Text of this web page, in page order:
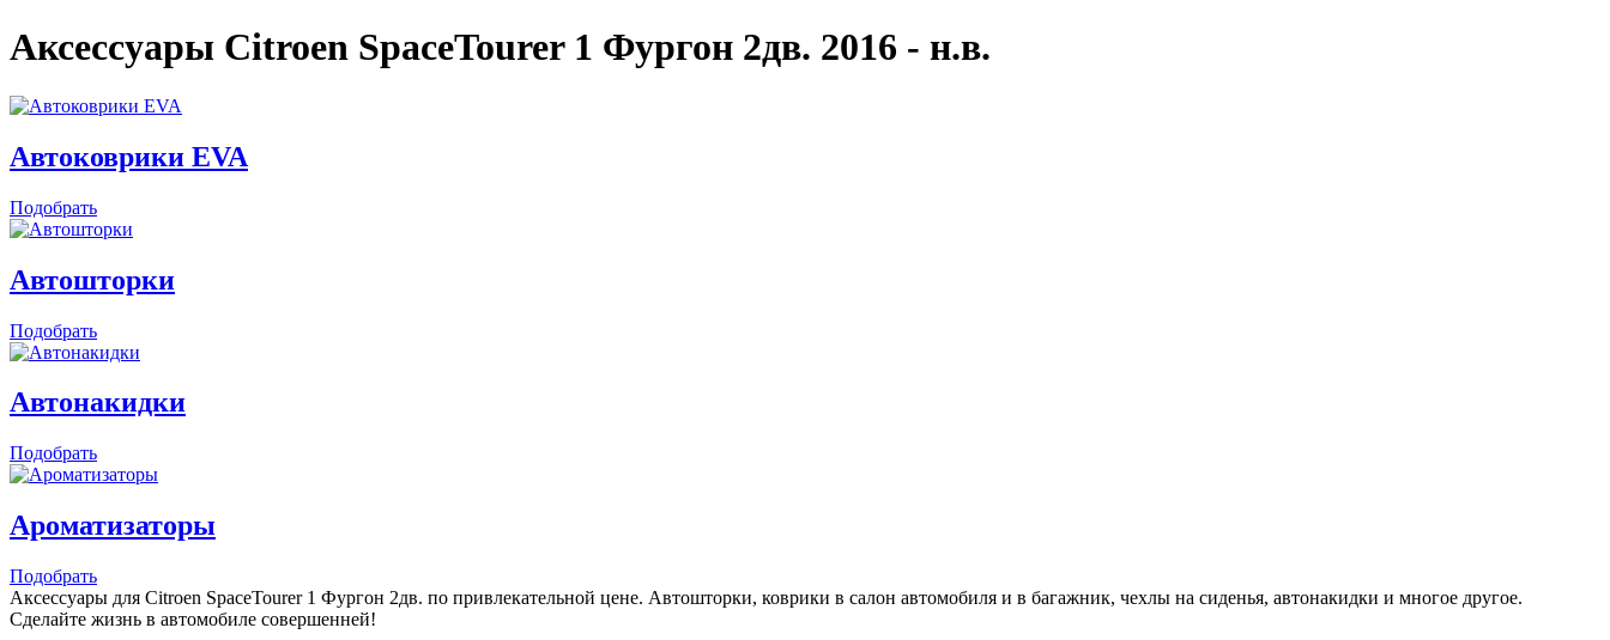
Аксессуары Citroen SpaceTourer 1 Фургон 2дв. 2016 - н.в.
Автоковрики EVA
Подобрать
Автошторки
Подобрать
Автонакидки
Подобрать
Ароматизаторы
Подобрать
Аксессуары для Citroen SpaceTourer 1 Фургон 2дв. по привлекательной цене. Автошторки, коврики в салон автомобиля и в багажник, чехлы на сиденья, автонакидки и многое другое.
Сделайте жизнь в автомобиле совершенней!